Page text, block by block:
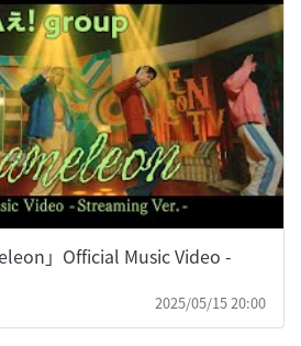
」Official Music Video -
2025/05/15 20:00